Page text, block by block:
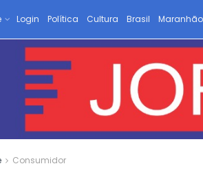
Login Política Cultura Brasil Maranhão
Consumidor